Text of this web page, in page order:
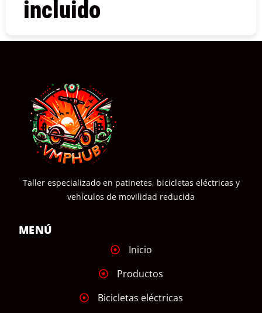
incluido
Taller especializado en patinetes, bicicletas eléctricas y
vehículos de movilidad reducida
MENÚ
Inicio
Productos
Bicicletas eléctricas